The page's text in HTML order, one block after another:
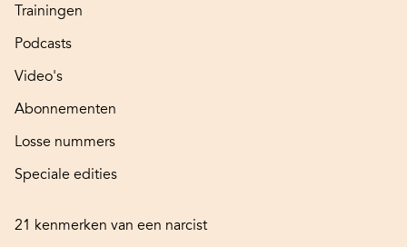
Trainingen
Podcasts
Video's
Abonnementen
Losse nummers
Speciale edities
21 kenmerken van een narcist